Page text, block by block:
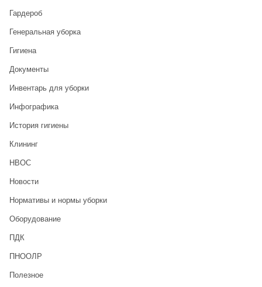
Гардероб
Генеральная уборка
Гигиена
Документы
Инвентарь для уборки
Инфографика
История гигиены
Клининг
НВОС
Новости
Нормативы и нормы уборки
Оборудование
ПДК
ПНООЛР
Полезное